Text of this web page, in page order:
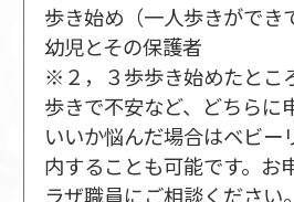
歩き始め（一人歩きができ
幼児とその保護者
※２，３歩歩き始めたとこ
歩きで不安など、どちらに
いいか悩んだ場合はベビー
内することも可能です。お
ラザ職員にご相談ください。